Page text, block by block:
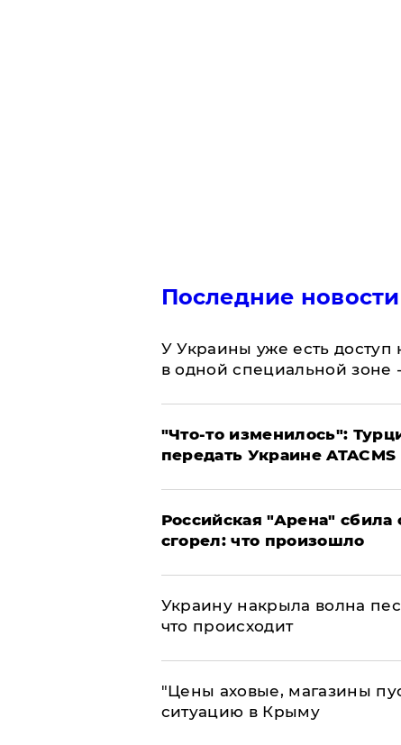
Последние новости
У Украины уже есть
в одной специальной
​"Что-то изменилось":
передать Украине ATACMS
​Российская "Арена" сбила
сгорел: что произошло
​Украину накрыла волна
что происходит
​"Цены аховые, магазины
ситуацию в Крыму